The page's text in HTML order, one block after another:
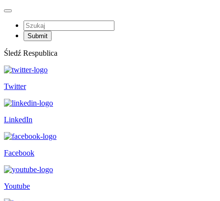
Śledź Respublica
Twitter
LinkedIn
Facebook
Youtube